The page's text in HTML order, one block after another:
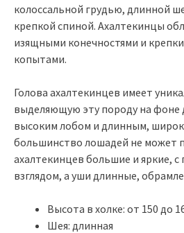
колоссальной грудью, длинной
крепкой спиной. Ахалтекинцы
изящными конечностями и
копытами.
Голова ахалтекинцев имеет
выделяющую эту породу на фоне
высоким лобом и длинным,
большинство лошадей не может
ахалтекинцев большие и яркие,
взглядом, а уши длинные,
Высота в холке: от 150 до
Шея: длинная